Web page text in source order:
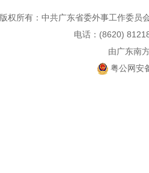
版权所有：中共广东省委外事工作委
电话：(8620)
由广东南
粤公网安